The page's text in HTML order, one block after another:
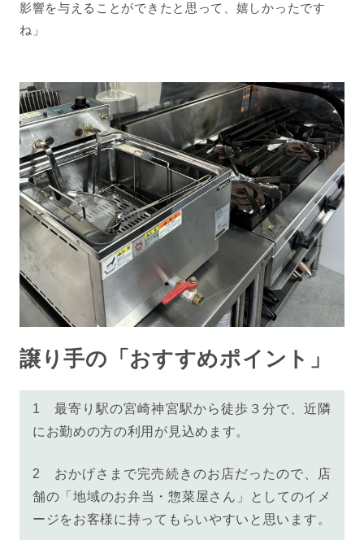
影響を与えることができたと思って、嬉しかったです
ね」
譲り手の「おすすめポイント」
1最寄り駅の宮崎神宮駅から徒歩３分で、近隣
にお勤めの方の利用が見込めます。
2 おかげさまで完売続きのお店だったので、店
舗の「地域のお弁当・惣菜屋さん」としてのイメ
ージをお客様に持ってもらいやすいと思います。